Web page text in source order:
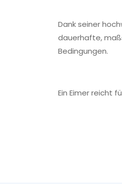
Dank seiner
dauerhafte,
Bedingungen.
Ein Eimer reicht